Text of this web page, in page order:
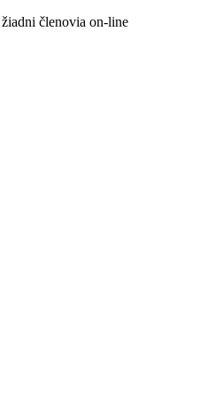
členovia on-line